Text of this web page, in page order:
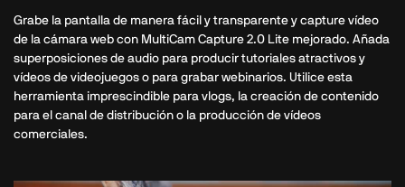
Grabe la pantalla de manera fácil y transparente y capture vídeo
de la cámara web con MultiCam Capture 2.0 Lite mejorado. Añada
superposiciones de audio para producir tutoriales atractivos y
vídeos de videojuegos o para grabar webinarios. Utilice esta
herramienta imprescindible para vlogs, la creación de contenido
para el canal de distribución o la producción de vídeos
comerciales.